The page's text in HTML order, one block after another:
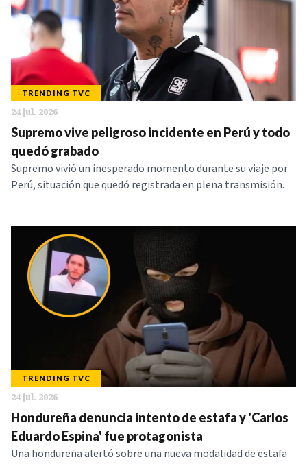
TRENDING TVC
24 jul. 2026
Supremo vive peligroso incidente en Perú y todo
quedó grabado
Supremo vivió un inesperado momento durante su viaje por
Perú, situación que quedó registrada en plena transmisión.
TRENDING TVC
24 jul. 2026
Hondureña denuncia intento de estafa y 'Carlos
Eduardo Espina' fue protagonista
Una hondureña alertó sobre una nueva modalidad de estafa